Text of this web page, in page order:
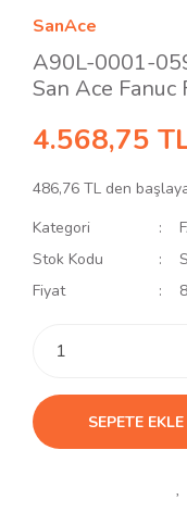
SanAce
A90L-0001-
San Ace
4.568,75
486,76 TL den
Kategori
Stok Kodu
Fiyat
SEPETE EKLE